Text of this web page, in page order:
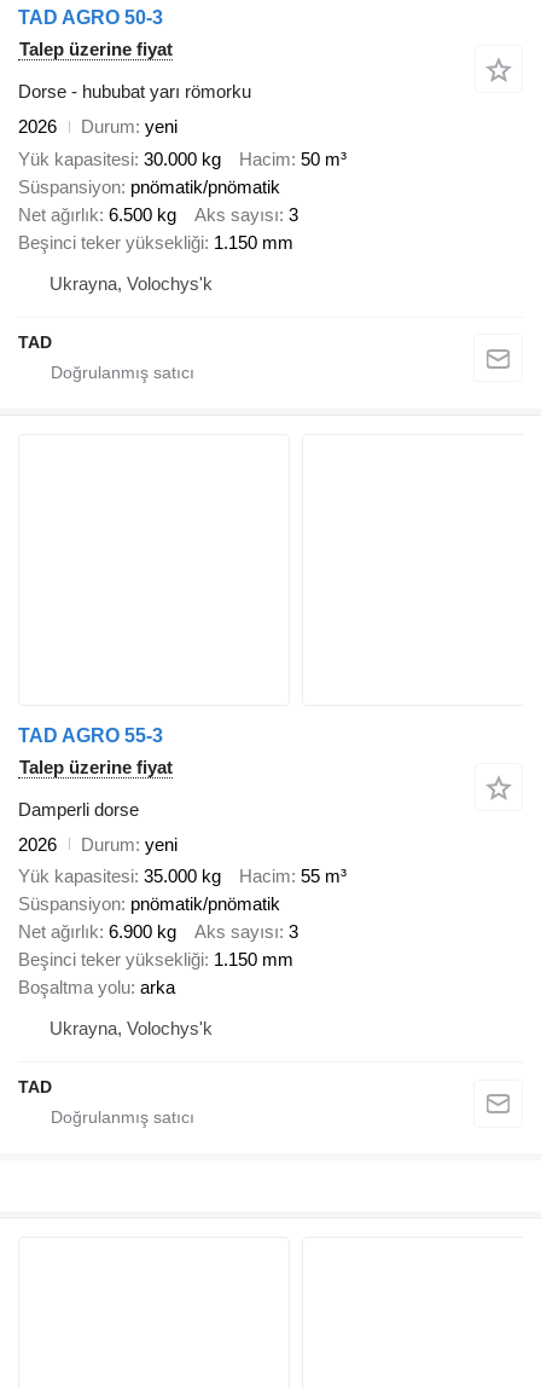
TAD AGRO 50-3
Talep üzerine fiyat
Dorse - hububat yarı römorku
2026
Durum yeni
Yük kapasitesi 30.000 kg Hacim 50 m³
Süspansiyon pnömatik/pnömatik
Net ağırlık 6.500 kg Aks sayısı 3
Beşinci teker yüksekliği 1.150 mm
Ukrayna, Volochys'k
TAD
TAD AGRO 55-3
Talep üzerine fiyat
Damperli dorse
2026
Durum yeni
Yük kapasitesi 35.000 kg Hacim 55 m³
Süspansiyon pnömatik/pnömatik
Net ağırlık 6.900 kg Aks sayısı 3
Beşinci teker yüksekliği 1.150 mm
Boşaltma yolu arka
Ukrayna, Volochys'k
TAD